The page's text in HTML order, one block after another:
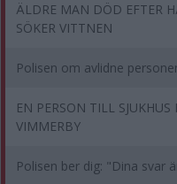
ÄLDRE MAN DÖD EFTER
SÖKER VITTNEN
Polisen om avlidne
EN PERSON TILL
VIMMERBY
Polisen ber dig: "Dina svar